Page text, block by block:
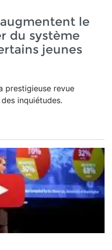
le
du système
jeunes
prestigieuse revue
inquiétudes.